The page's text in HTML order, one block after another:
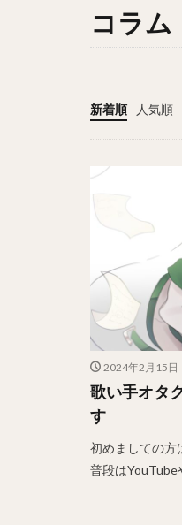
コラム
新着順 人気順
2024年2月15日
歌い手オタ
す
初めましての方
普段は